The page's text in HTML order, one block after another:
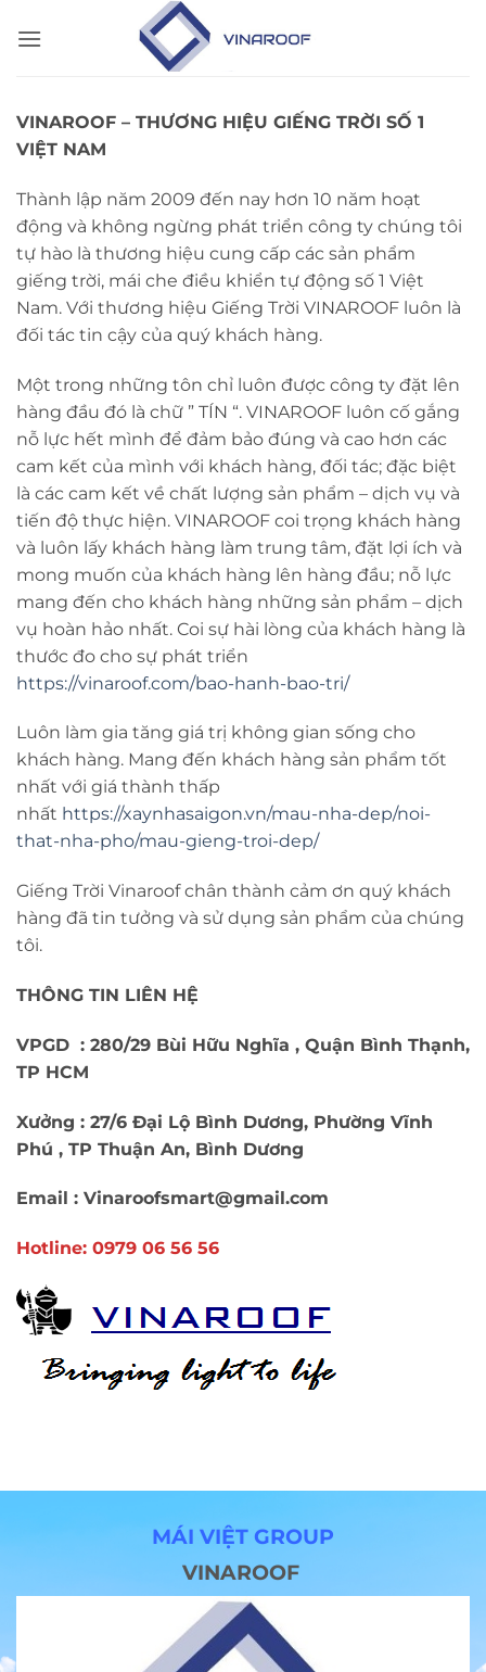
qua
VINAROOF – THƯƠNG HIỆU GIẾNG TRỜI SỐ 1
VIỆT NAM
Thành lập năm 2009 đến nay hơn 10 năm hoạt
động và không ngừng phát triển công ty chúng tôi
tự hào là thương hiệu cung cấp các sản phẩm
giếng trời, mái che điều khiển tự động số 1 Việt
Nam. Với thương hiệu Giếng Trời VINAROOF luôn là
đối tác tin cậy của quý khách hàng.
Một trong những tôn chỉ luôn được công ty đặt lên
hàng đầu đó là chữ ” TÍN “. VINAROOF luôn cố gắng
nỗ lực hết mình để đảm bảo đúng và cao hơn các
cam kết của mình với khách hàng, đối tác; đặc biệt
là các cam kết về chất lượng sản phẩm – dịch vụ và
tiến độ thực hiện. VINAROOF coi trọng khách hàng
và luôn lấy khách hàng làm trung tâm, đặt lợi ích và
mong muốn của khách hàng lên hàng đầu; nỗ lực
mang đến cho khách hàng những sản phẩm – dịch
vụ hoàn hảo nhất. Coi sự hài lòng của khách hàng là
thước đo cho sự phát triển
https://vinaroof.com/bao-hanh-bao-tri/
Luôn làm gia tăng giá trị không gian sống cho
khách hàng. Mang đến khách hàng sản phẩm tốt
nhất với giá thành thấp
nhất https://xaynhasaigon.vn/mau-nha-dep/noi-
that-nha-pho/mau-gieng-troi-dep/
Giếng Trời Vinaroof chân thành cảm ơn quý khách
hàng đã tin tưởng và sử dụng sản phẩm của chúng
tôi.
THÔNG TIN LIÊN HỆ
VPGD : 280/29 Bùi Hữu Nghĩa , Quận Bình Thạnh,
TP HCM
Xưởng : 27/6 Đại Lộ Bình Dương, Phường Vĩnh
Phú , TP Thuận An, Bình Dương
Email : Vinaroofsmart@gmail.com
Hotline: 0979 06 56 56
MÁI VIỆT GROUP
VINAROOF